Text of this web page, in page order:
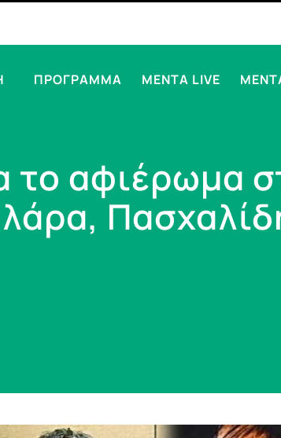
ΠΡΟΓΡΑΜΜΑ MENTA LIVE
το αφιέρωμα